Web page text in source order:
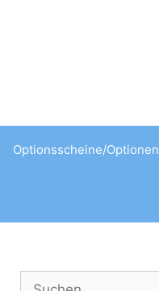
Optionsscheine/Optionen
Suchen